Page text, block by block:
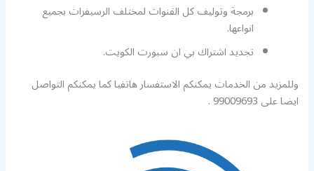
برمجة وتوليف كل القنوات لمختلف الرسيفرات بجميع
انواعها.
تجديد اشتراك بي ان سبورت الكويت.
وللمزيد من الخدمات يمكنكم الاستفسار هاتفيا كما يمكنكم التواصل
ايضا على 99009693 .